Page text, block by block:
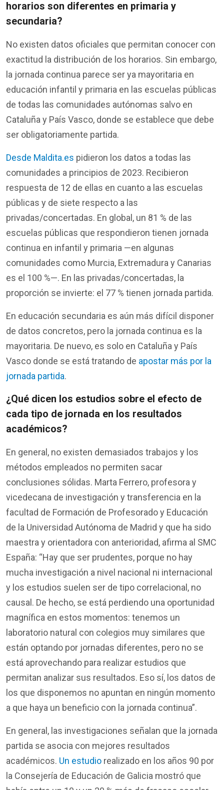
horarios son diferentes en primaria y
secundaria?
No existen datos oficiales que permitan conocer con
exactitud la distribución de los horarios. Sin embargo,
la jornada continua parece serya mayoritaria en
educación infantil y primaria en las escuelas públicas
de todas las comunidades autónomas salvo en
Cataluña y País Vasco, donde se establece que debe
ser obligatoriamente partida.
Desde Maldita.es pidieron los datos a todas las
comunidades a principios de 2023. Recibieron
respuesta de 12 de ellas en cuanto a las escuelas
públicas y de siete respecto a las
privadas/concertadas. En global, un 81 % de las
escuelas públicas que respondieron tienen jornada
continua en infantil y primaria —en algunas
comunidades como Murcia, Extremadura y Canarias
es el 100 %—. En las privadas/concertadas, la
proporción se invierte: el 77 % tienen jornada partida.
En educación secundaria es aún más difícil disponer
de datos concretos, pero la jornada continua es la
mayoritaria. De nuevo, es solo en Cataluña y País
Vasco donde se está tratando de apostar más por la
jornada partida.
¿Qué dicen los estudios sobre e efecto de
cada tipo de jornada en los resultados
académicos?
En general, no existen demasiados trabajos y los
métodos empleados no permiten sacar
conclusiones sólidas. Marta Ferrero, profesora y
vicedecana de investigación y transferencia en la
facultad de Formación de Profesoradoy Educación
de la Universidad Autónoma de Madrid y que ha sido
maestra y orientadora con anterioridad, afirma al SMC
España: “Hay que ser prudentes, porque no hay
mucha investigación a nivel nacional ni internacional
y los estudios suelen ser de tipo correlacional , no
causal. De hecho, se está perdiendo una oportunidad
magnífica en estos momentos: tenemos un
laboratorio natural con colegios muy similares que
están optando por jornadas diferentes, pero no se
está aprovechando para realizar estudios que
permitan analizar sus resultados. Eso sí, los datos de
los que disponemos no apuntan en ningún momento
a que haya un beneficio con la jornada continua”.
En general, las investigaciones señalan que la jornada
partida se asocia con mejores resultados
académicos. Un estudio realizado en los años 90 por
la Consejería de Educación de Galicia mostró que